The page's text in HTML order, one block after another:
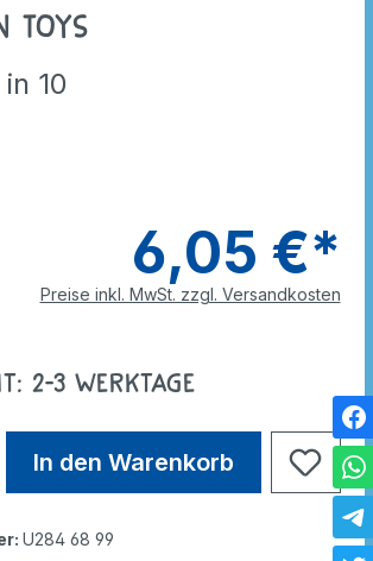
Toys
10
6,05 €*
Preise inkl. MwSt. zzgl. Versandkosten
2-3 Werktage
In den Warenkorb
U284 68 99